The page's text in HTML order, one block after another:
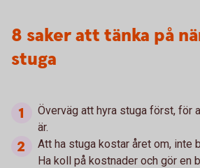
8 saker att tänka på
stuga
Överväg att hyra stuga först, för
är.
Att ha stuga kostar året om, inte
Ha koll på kostnader och gör en